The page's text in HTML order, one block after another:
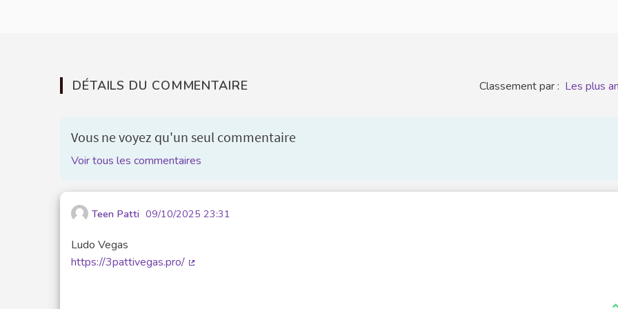
DÉTAILS DU COMMENTAIRE Classement par : Les plus
Vous ne voyez qu'un seul commentaire
Voir tous les commentaires
Teen Patti 09/10/2025 23:31
Ludo Vegas
https://3pattivegas.pro/